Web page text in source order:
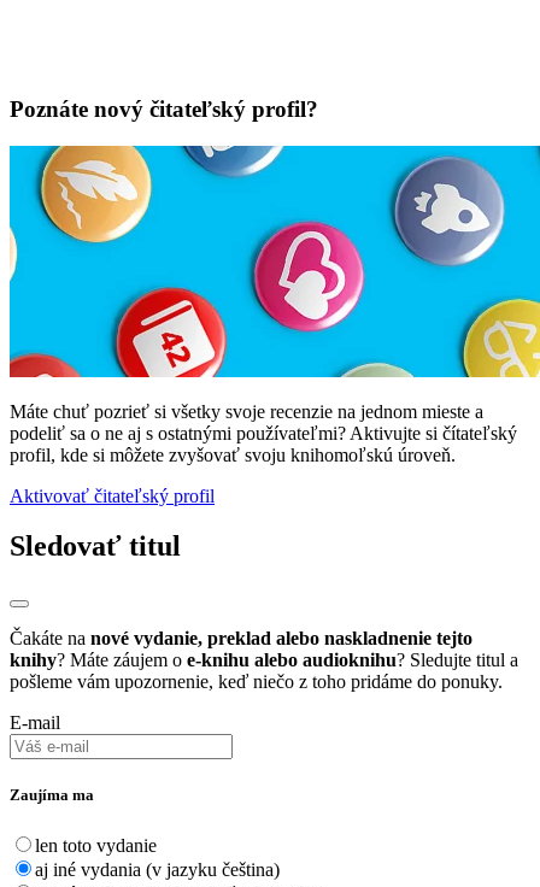
Poznáte nový čitateľský profil?
Máte chuť pozrieť si všetky svoje recenzie na jednom mieste a
podeliť sa o ne aj s ostatnými používateľmi? Aktivujte si čítateľský
profil, kde si môžete zvyšovať svoju knihomoľskú úroveň.
Aktivovať čitateľský profil
Sledovať titul
Čakáte na nové vydanie, preklad alebo naskladnenie tejto
knihy? Máte záujem o e-knihu alebo audioknihu? Sledujte titul a
pošleme vám upozornenie, keď niečo z toho pridáme do ponuky.
E-mail
Zaujíma ma
len toto vydanie
aj iné vydania (v jazyku čeština)